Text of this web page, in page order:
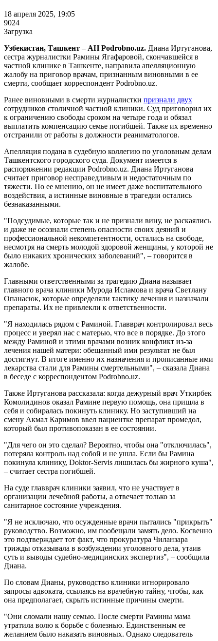
18 апреля 2025, 19:05
9024
Загрузка
Узбекистан, Ташкент –АН Podrobno.uz. Диана Иртуганова,
сестра журналистки Рамины Ягафаровой, скончавшейся в
частной клинике в Ташкенте, направила апелляционную
жалобу на приговор врачам, признанным виновными в ее
смерти, сообщает корреспондент Podrobno.uz.
Ранее виновными в смерти журналистки признали двух
сотрудников столичной частной клиники. Суд приговорил их
к ограничению свободы сроком на четыре года и обязал
выплатить компенсацию семье погибшей. Также их временно
отстранили от работы в должности реаниматологов.
Апелляция подана в судебную коллегию по уголовным делам
Ташкентского городского суда. Документ имеется в
распоряжении редакции Podrobno.uz. Диана Иртуганова
считает приговор несправедливым и недостаточным по
тяжести. По ее мнению, он не имеет даже воспитательного
воздействия, а истинные виновные в трагедии остались
безнаказанными.
"Подсудимые, которые так и не признали вину, не раскаялись
и даже не осознали степень опасности своих деяний и
профессиональной некомпетентности, остались на свободе,
несмотря на смерть молодой здоровой женщины, у которой не
было никаких хронических заболеваний", – говорится в
жалобе.
Главными ответственными за трагедию Диана называет
главного врача клиники Мурода Исламова и врача Светлану
Опанасюк, которые определяли тактику лечения и назначали
препараты. Их не привлекли к ответственности.
"Я находилась рядом с Раминой. Главврач контролировал весь
процесс и уверял нас с матерью, что все в порядке. До этого
между Раминой и этими врачами возник конфликт из-за
лечения нашей матери: обещанный ими результат не был
достигнут. В итоге именно их назначения и прописанные ими
лекарства стали для Рамины смертельными", – сказала Диана
в беседе с корреспондентом Podrobno.uz.
Также Иртуганова рассказала: когда дежурный врач Уткирбек
Комолидинов оказал Рамине первую помощь, она пришла в
себя и собиралась покинуть клинику. Но заступивший на
смену Акмал Каримов ввел пациентке препарат промедол,
который был противопоказан в ее состоянии.
"Для чего он это сделал? Вероятно, чтобы она "отключилась",
потеряла контроль над собой и не ушла. Если бы Рамина
покинула клинику, Doktor-Servis лишилась бы жирного куша",
– считает сестра погибшей.
На суде главврач клиники заявил, что не участвует в
организации лечебной работы, а отвечает только за
санитарное состояние учреждения.
"Я не исключаю, что осужденные врачи пытались "прикрыть"
руководство. Возможно, им пообещали замять дело. Косвенно
это подтверждает тот факт, что прокуратура Чиланзара
трижды отказывала в возбуждении уголовного дела, утаив
суть и выводы судебно-медицинских экспертиз", – сообщила
Диана.
По словам Дианы, руководство клиники игнорировало
запросы адвоката, ссылаясь на врачебную тайну, чтобы, как
она предполагает, скрыть истинные причины смерти.
"Они сломали нашу семью. После смерти Рамины мама
утратила волю к борьбе с болезнью. Единственным ее
желанием было наказать виновных. Однако следователь